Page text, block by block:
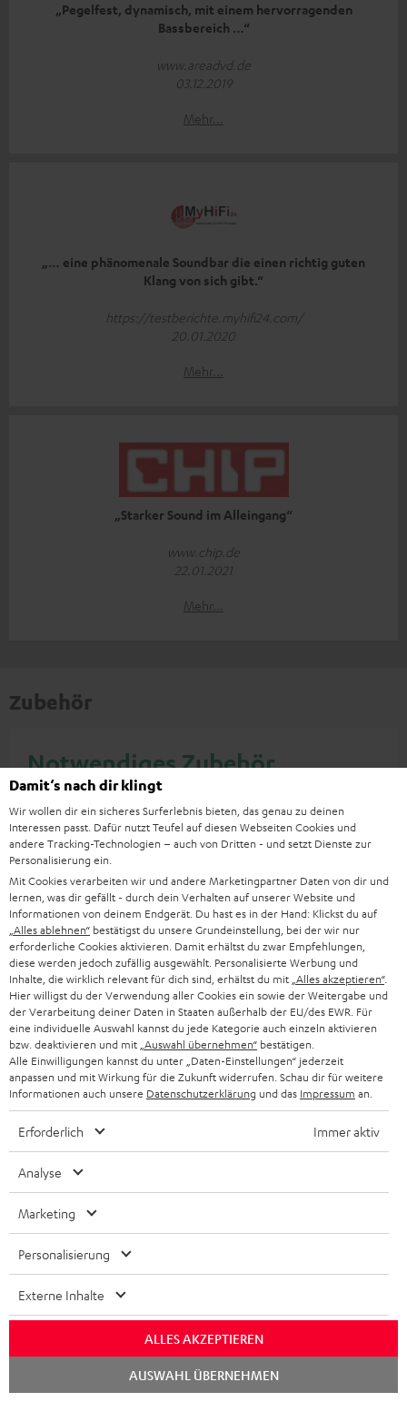
„Pegelfest, dynamisch, mit einem hervorragenden
Bassbereich …“
www.areadvd.de
03.12.2019
Mehr...
„… eine phänomenale Soundbar die einen richtig guten
Klang von sich gibt.“
https://testberichte.myhifi24.com/
20.01.2020
Mehr...
„Starker Sound im Alleingang“
www.chip.de
22.01.2021
Mehr...
Zubehör
Notwendiges Zubehör
Bitte prüfe, ob benötigte Verbindungskabel im
Lieferumfang enthalten sind.
High-Speed HDMI® Kabel
mit Ethernet
Highspeed HDMI-Kabel
unterstützt aktuelle Standards
wie z.B. 4K 50/60p und 4K 3D
16,99€
Weiteres Zubehör
Damit‘s nach dir klingt
Wir wollen dir ein sicheres Surferlebnis bieten, das genau zu deinen
Interessen passt. Dafür nutzt Teufel auf diesen Webseiten Cookies und
andere Tracking-Technologien – auch von Dritten - und setzt Dienste zur
Personalisierung ein.
Mit Cookies verarbeiten wir und andere Marketingpartner Daten von dir und
lernen, was dir gefällt - durch dein Verhalten auf unserer Website und
Informationen von deinem Endgerät. Du hast es in der Hand: Klickst du auf
„Alles ablehnen“ bestätigst du unsere Grundeinstellung, bei der wir nur
erforderliche Cookies aktivieren. Damit erhältst du zwar Empfehlungen,
diese werden jedoch zufällig ausgewählt. Personalisierte Werbung und
Inhalte, die wirklich relevant für dich sind, erhältst du mit „Alles akzeptieren“.
Hier willigst du der Verwendung aller Cookies ein sowie der Weitergabe und
der Verarbeitung deiner Daten in Staaten außerhalb der EU/des EWR. Für
eine individuelle Auswahl kannst du jede Kategorie auch einzeln aktivieren
bzw. deaktivieren und mit „Auswahl übernehmen“ bestätigen.
Alle Einwilligungen kannst du unter „Daten-Einstellungen“ jederzeit
anpassen und mit Wirkung für die Zukunft widerrufen. Schau dir für weitere
Informationen auch unsere Datenschutzerklärung und das Impressum an.
Erforderlich Immer aktiv
Analyse
Marketing
Personalisierung
Externe Inhalte
ALLES AKZEPTIEREN
AUSWAHL ÜBERNEHMEN